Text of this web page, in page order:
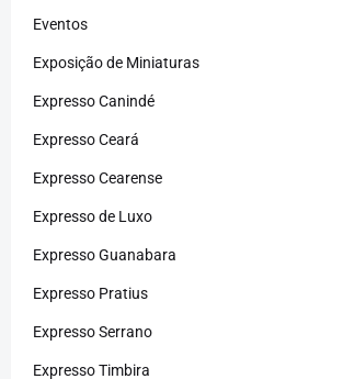
Eventos
Exposição de Miniaturas
Expresso Canindé
Expresso Ceará
Expresso Cearense
Expresso de Luxo
Expresso Guanabara
Expresso Pratius
Expresso Serrano
Expresso Timbira